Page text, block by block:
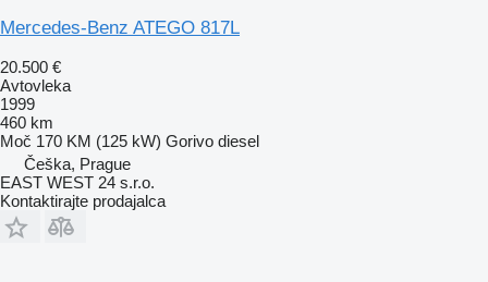
Mercedes-Benz ATEGO 817L
20.500 €
Avtovleka
1999
460 km
Moč 170 KM (125 kW) Gorivo diesel
Češka, Prague
EAST WEST 24 s.r.o.
Kontaktirajte prodajalca